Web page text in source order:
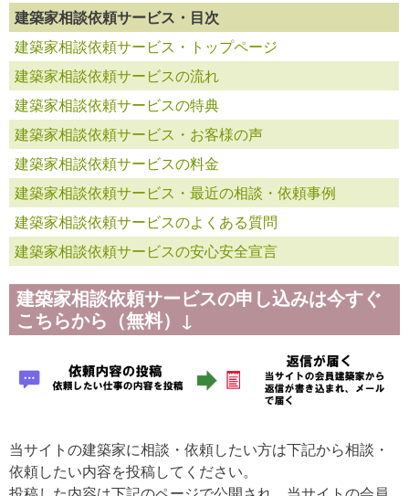
建築家相談依頼サービス・目次
建築家相談依頼サービス・トップページ
建築家相談依頼サービスの流れ
建築家相談依頼サービスの特典
建築家相談依頼サービス・お客様の声
建築家相談依頼サービスの料金
建築家相談依頼サービス・最近の相談・依頼事例
建築家相談依頼サービスのよくある質問
建築家相談依頼サービスの安心安全宣言
建築家相談依頼サービスの申し込みは今すぐ
こちらから（無料）↓
当サイトの建築家に相談・依頼したい方は下記から相談・
依頼したい内容を投稿してください。